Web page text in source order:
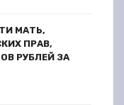
МАТЬ,
ПРАВ,
РУБЛЕЙ ЗА